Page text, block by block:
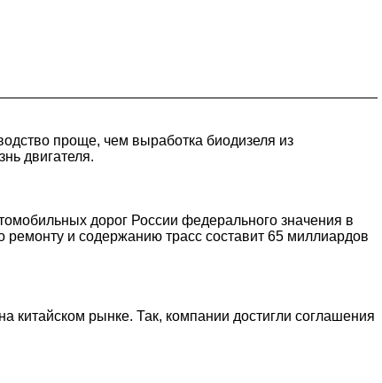
проще, чем выработка биодизеля из
двигателя.
дорог России федерального значения в
и содержанию трасс составит 65 миллиардов
китайском рынке. Так, компании достигли соглашения